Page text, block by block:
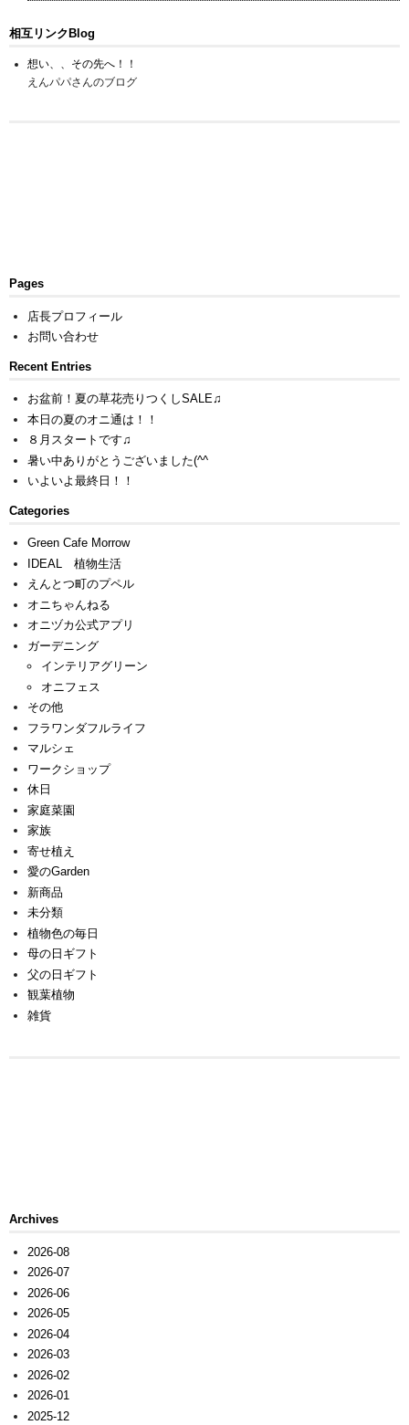
相互リンクBlog
想い、、その先へ！！
えんパパさんのブログ
Pages
店長プロフィール
お問い合わせ
Recent Entries
お盆前！夏の草花売りつくしSALE♫
本日の夏のオニ通は！！
８月スタートです♫
暑い中ありがとうございました(^^ゞ
いよいよ最終日！！
Categories
Green Cafe Morrow
IDEAL 植物生活
えんとつ町のプペル
オニちゃんねる
オニヅカ公式アプリ
ガーデニング
インテリアグリーン
オニフェス
その他
フラワンダフルライフ
マルシェ
ワークショップ
休日
家庭菜園
家族
寄せ植え
愛のGarden
新商品
未分類
植物色の毎日
母の日ギフト
父の日ギフト
観葉植物
雑貨
Archives
2026-08
2026-07
2026-06
2026-05
2026-04
2026-03
2026-02
2026-01
2025-12